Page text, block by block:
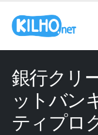
銀行クリ
ットバン
ティプロ